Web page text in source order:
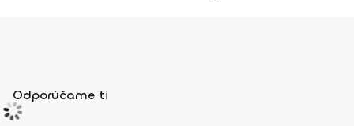
Odporúčame ti